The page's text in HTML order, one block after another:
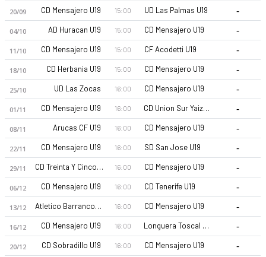
20/09 CD Mensajero U19 15:00 UD Las Palmas U19 -
04/10 AD Huracan U19 15:00 CD Mensajero U19 -
11/10 CD Mensajero U19 15:00 CF Acodetti U19 -
18/10 CD Herbania U19 15:00 CD Mensajero U19 -
25/10 UD Las Zocas 16:00 CD Mensajero U19 -
01/11 CD Mensajero U19 16:00 CD Union Sur Yaiza U19 -
08/11 Arucas CF U19 16:00 CD Mensajero U19 -
22/11 CD Mensajero U19 16:00 SD San Jose U19 -
29/11 CD Treinta Y Cinco Mil Seiscientos U19 16:00 CD Mensajero U19 -
06/12 CD Mensajero U19 16:00 CD Tenerife U19 -
13/12 Atletico Barranco Hondo U19 16:00 CD Mensajero U19 -
16/12 CD Mensajero U19 16:00 Longuera Toscal U19 -
20/12 CD Sobradillo U19 16:00 CD Mensajero U19 -